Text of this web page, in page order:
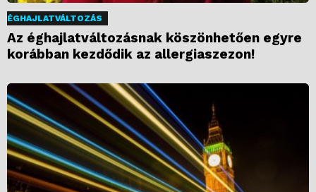
ÉGHAJLATVÁLTOZÁS
Az éghajlatváltozásnak köszönhetően egyre
korábban kezdődik az allergiaszezon!